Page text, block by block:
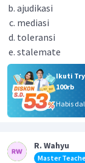
ajudikasi
mediasi
toleransi
stalemate
Ikuti
100rb
Habis
R. Wahyu
Master